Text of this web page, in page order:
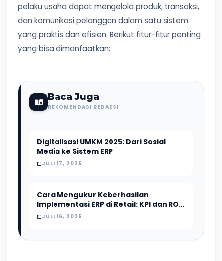
pelaku usaha dapat mengelola produk, transaksi,
dan komunikasi pelanggan dalam satu sistem
yang praktis dan efisien. Berikut fitur-fitur penting
yang bisa dimanfaatkan:
Baca Juga
REKOMENDASI REDAKSI
Digitalisasi UMKM 2025: Dari Sosial
Media ke Sistem ERP
JULI 17, 2025
Cara Mengukur Keberhasilan
Implementasi ERP di Retail: KPI dan ROI
yang Harus Dipantau
JULI 16, 2025